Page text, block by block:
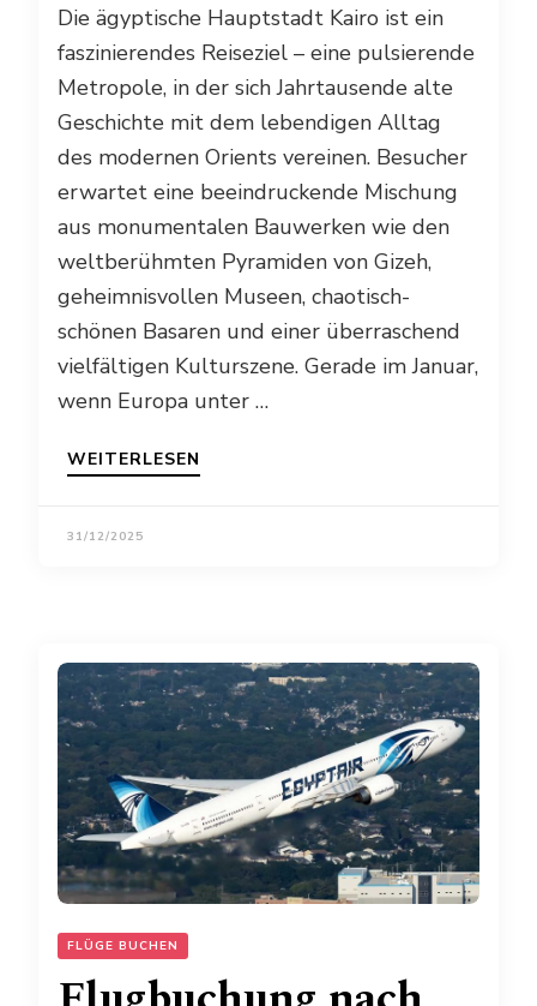
Die ägyptische Hauptstadt Kairo ist ein
faszinierendes Reiseziel – eine pulsierende
Metropole, in der sich Jahrtausende alte
Geschichte mit dem lebendigen Alltag
des modernen Orients vereinen. Besucher
erwartet eine beeindruckende Mischung
aus monumentalen Bauwerken wie den
weltberühmten Pyramiden von Gizeh,
geheimnisvollen Museen, chaotisch-
schönen Basaren und einer überraschend
vielfältigen Kulturszene. Gerade im Januar,
wenn Europa unter …
WEITERLESEN
31/12/2025
FLÜGE BUCHEN